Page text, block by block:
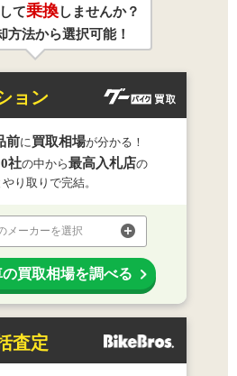
て乗換しませんか？
方法から選択可能！
ョン
前に 買取相場が分かる！
社の中から最高入札店の
り取りで完結。
メーカーを選択
買取相場を調べる
査定